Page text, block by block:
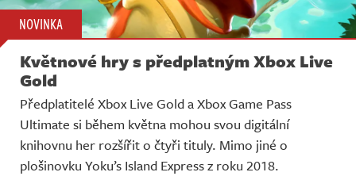
NOVINKA
Květnové hry s předplatným Xbox Live
Gold
Předplatitelé Xbox Live Gold a Xbox Game Pass
Ultimate si během května mohou svou digitální
knihovnu her rozšířit o čtyři tituly. Mimo jiné o
plošinovku Yoku’s Island Express z roku 2018.